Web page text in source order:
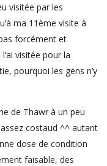
visitée par les
ma 11ème visite à
forcément et
visitée pour la
pourquoi les gens n’y
de Thawr à un peu
costaud ^^ autant
dose de condition
faisable, des